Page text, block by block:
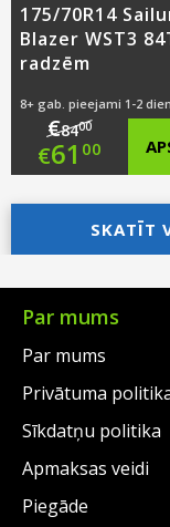
175/70R14
Blazer WST3
radzēm
8+ gab. pieejami 1-2
€8400
Original
price
was:
€84.00.
€61 00
Current
price
is:
€61.00.
SKATĪT
Par mums
Par mums
Privātuma
Sīkdatņu politika
Apmaksas veidi
Piegāde